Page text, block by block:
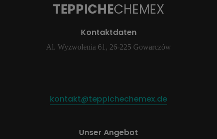
TEPPICHECHEMEX
Kontaktdaten
Al. Wyzwolenia 61, 26-225 Gowarczów
kontakt@teppichechemex.de
Unser Angebot